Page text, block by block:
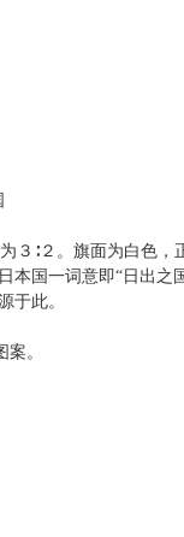
３∶２。旗面为白色，
本国一词意即“日出之
于此。
。